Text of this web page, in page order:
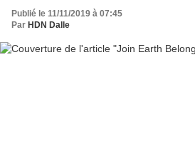
Publié le 11/11/2019 à 07:45
Par HDN Dalle